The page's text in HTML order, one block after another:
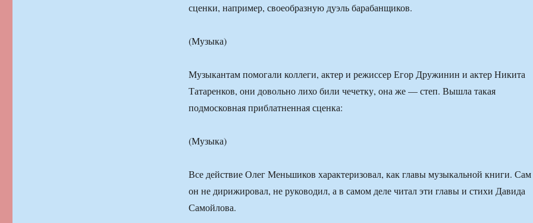
сценки, например, своеобразную дуэль барабанщиков.
(Музыка)
Музыкантам помогали коллеги, актер и режиссер Егор Дружинин и актер Никита
Татаренков, они довольно лихо били чечетку, она же — степ. Вышла такая
подмосковная приблатненная сценка:
(Музыка)
Все действие Олег Меньшиков характеризовал, как главы музыкальной книги. Сам
он не дирижировал, не руководил, а в самом деле читал эти главы и стихи Давида
Самойлова.